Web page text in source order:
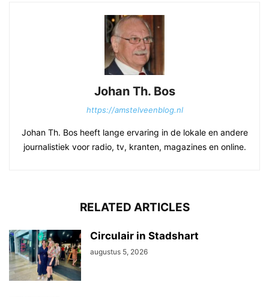
Johan Th. Bos
https://amstelveenblog.nl
Johan Th. Bos heeft lange ervaring in de lokale en andere
journalistiek voor radio, tv, kranten, magazines en online.
RELATED ARTICLES
Circulair in Stadshart
augustus 5, 2026